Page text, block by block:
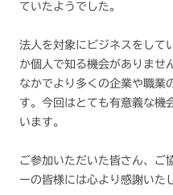
ていたようでした。
法人を対象にビジネスをして
か個人で知る機会がありませ
なかでより多くの企業や職業
す。今回はとても有意義な機
います。
ご参加いただいた皆さん、ご
ーの皆様には心より感謝いた